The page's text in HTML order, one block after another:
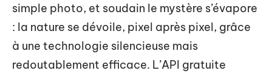
simple photo, et soudain le mystère s’évapore
: la nature se dévoile, pixel après pixel, grâce
à une technologie silencieuse mais
redoutablement efficace. L’API gratuite